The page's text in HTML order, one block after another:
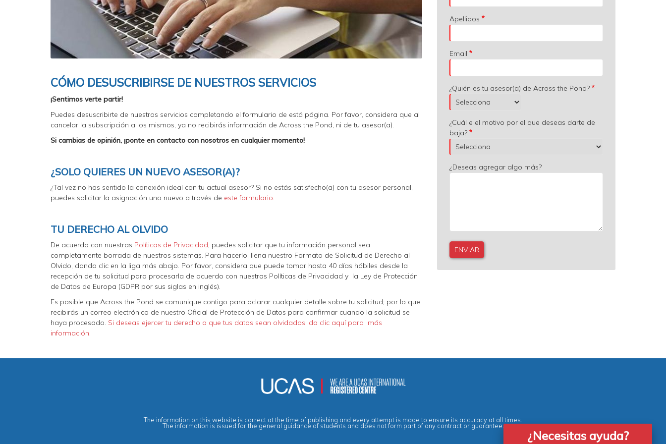
CÓMO DESUSCRIBIRSE DE NUESTROS SERVICIOS
¡Sentimos verte partir!
Puedes desuscribirte de nuestros servicios completando el formulario de está página. Por favor, considera que al
cancelar la subscripción a los mismos, ya no recibirás información de Across the Pond, ni de tu asesor(a).
Si cambias de opinión, ¡ponte en contacto con nosotros en cualquier momento!
¿SOLO QUIERES UN NUEVO ASESOR(A)?
¿Tal vez no has sentido la conexión ideal con tu actual asesor? Si no estás satisfecho(a) con tu asesor personal,
puedes solicitar la asignación uno nuevo a través de este formulario.
TU DERECHO AL OLVIDO
De acuerdo con nuestras Políticas de Privacidad, puedes solicitar que tu información personal sea
completamente borrada de nuestros sistemas. Para hacerlo, llena nuestro Formato de Solicitud de Derecho al
Olvido, dando clic en la liga más abajo. Por favor, considera que puede tomar hasta 40 días hábiles desde la
recepción de tu solicitud para procesarla de acuerdo con nuestras Políticas de Privacidad y la Ley de Protección
de Datos de Europa (GDPR por sus siglas en inglés).
Es posible que Across the Pond se comunique contigo para aclarar cualquier detalle sobre tu solicitud; por lo que
recibirás un correo electrónico de nuestro Oficial de Protección de Datos para confirmar cuando la solicitud se
haya procesado. Si deseas ejercer tu derecho a que tus datos sean olvidados, da clic aquí para más
información.
Apellidos
Email
¿Quién es tu asesor(a) de Across the Pond?
¿Cuál e el motivo por el que deseas darte de
baja?
¿Deseas agregar algo más?
The information on this website is correct at the time of publishing and every attempt is made to ensure its accuracy at all times.
The information is issued for the general guidance of students and does not form part of any contract or guarantee.
¿Necesitas ayuda?